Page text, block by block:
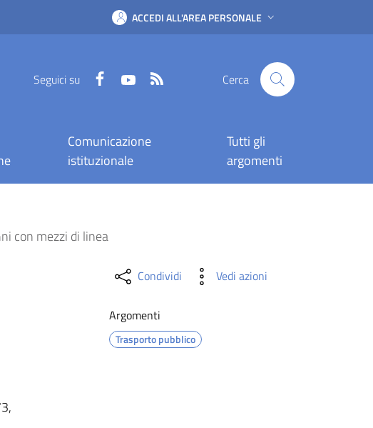
ACCEDI ALL'AREA PERSONALE
Seguici su FacebookYouTube Cerca
Comunicazione
istituzionale
Tutti gli
argomenti
di linea
con mezzi di linea
Condividi Vedi azioni
Argomenti
Trasporto pubblico